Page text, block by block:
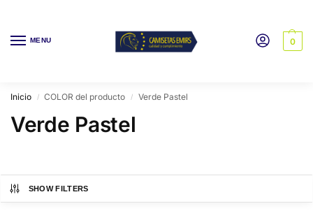
MENU 0
Inicio / COLOR del producto / Verde Pastel
Verde Pastel
SHOW FILTERS